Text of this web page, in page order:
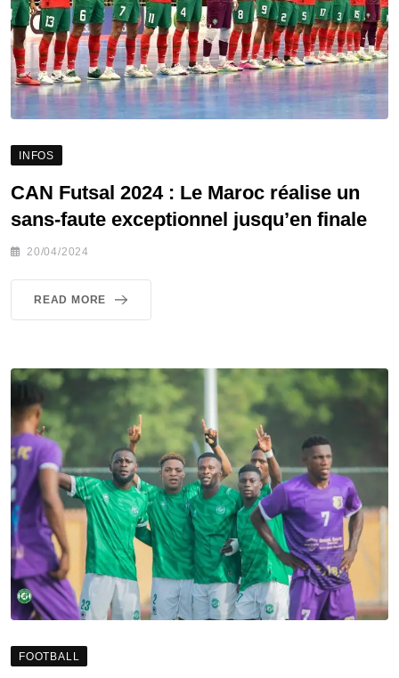
INFOS
CAN Futsal 2024 : Le Maroc réalise un
sans-faute exceptionnel jusqu’en finale
20/04/2024
READ MORE
FOOTBALL